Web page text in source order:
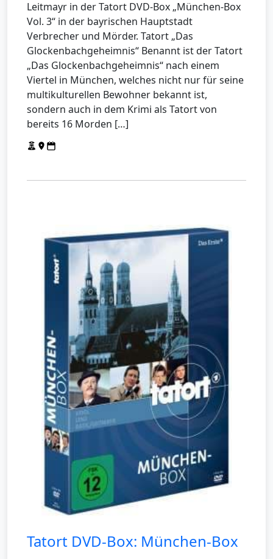
Leitmayr in der Tatort DVD-Box „München-Box
Vol. 3“ in der bayrischen Hauptstadt
Verbrecher und Mörder. Tatort „Das
Glockenbachgeheimnis“ Benannt ist der Tatort
„Das Glockenbachgeheimnis“ nach einem
Viertel in München, welches nicht nur für seine
multikulturellen Bewohner bekannt ist,
sondern auch in dem Krimi als Tatort von
bereits 16 Morden […]
Tatort DVD-Box: München-Box